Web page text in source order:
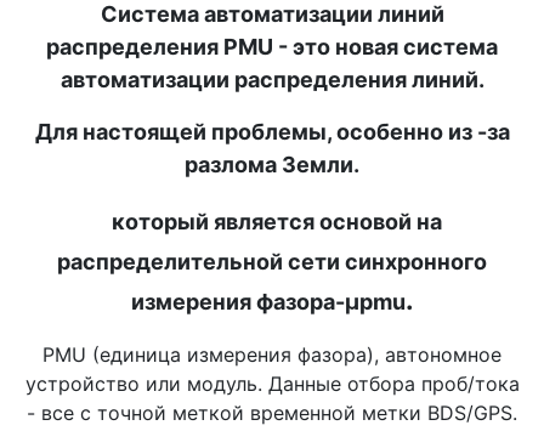
Система автоматизации линий
распределения PMU - это новая система
автоматизации распределения линий.
Для настоящей проблемы, особенно из -за
разлома Земли.
который является основой на
распределительной сети синхронного
измерения фазора-μpmu.
PMU (единица измерения фазора), автономное
устройство или модуль. Данные отбора проб/тока
- все с точной меткой временной метки BDS/GPS.